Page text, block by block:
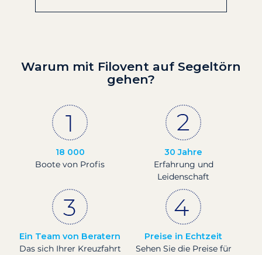
Warum mit Filovent auf Segeltörn
gehen?
18 000
Boote von Profis
30 Jahre
Erfahrung und
Leidenschaft
Ein Team von Beratern
Das sich Ihrer Kreuzfahrt
Preise in Echtzeit
Sehen Sie die Preise für